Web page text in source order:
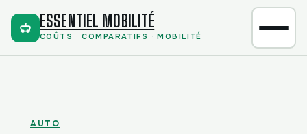
ESSENTIEL MOBILITÉ
COÛTS · COMPARATIFS · MOBILITÉ
AUTO